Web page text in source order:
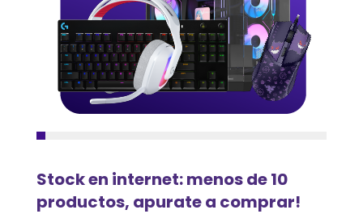
Stock en internet: menos de 10
productos, apurate a comprar!